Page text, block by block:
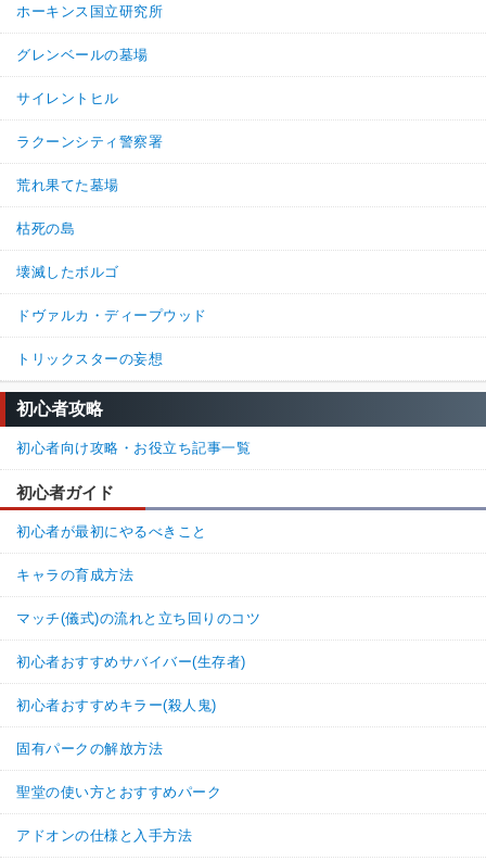
ホーキンス国立研究所
グレンベールの墓場
サイレントヒル
ラクーンシティ警察署
荒れ果てた墓場
枯死の島
壊滅したボルゴ
ドヴァルカ・ディープウッド
トリックスターの妄想
初心者攻略
初心者向け攻略・お役立ち記事一覧
初心者ガイド
初心者が最初にやるべきこと
キャラの育成方法
マッチ(儀式)の流れと立ち回りのコツ
初心者おすすめサバイバー(生存者)
初心者おすすめキラー(殺人鬼)
固有パークの解放方法
聖堂の使い方とおすすめパーク
アドオンの仕様と入手方法